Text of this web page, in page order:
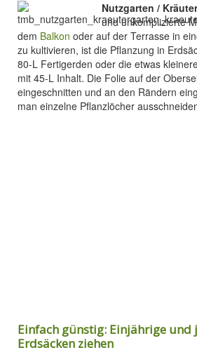
Nutzgarten /
und unkomplizierte
dem Balkon oder auf der Terrasse in
zu kultivieren, ist die Pflanzung in
80-L Fertigerden oder die etwas
mit 45-L Inhalt. Die Folie auf der
eingeschnitten und an den Rändern
man einzelne Pflanzlöcher
Einfach günstig: Einjährige und
Erdsäcken ziehen